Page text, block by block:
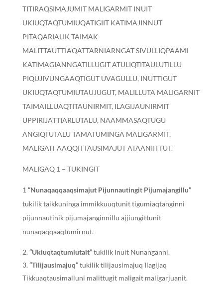
TITIRAQSIMAJUMIT MALIGARMIT INUIT
UKIUQTAQTUMIUQATIGIIT KATIMAJINNUT
PITAQARIALIK TAIMAK
MALITTAUTTIAQATTARNIARNGAT SIVULLIQPAAMI
KATIMAGIANNGATILLUGIT ATULIQTITAULUTILLU
PIQUJIVUNGAAQTIGUT UVAGULLU, INUTTIGUT
UKIUQTAQTUMIUTAUJUGUT, MALILLUTA MALIGARNIT
TAIMAILLUAQTITAUNIRMIT, ILAGIJAUNIRMIT
UPPIRIJATTIARLUTALU, NAAMMASAQTUGU
ANGIQTUTALU TAMATUMINGA MALIGARMIT,
MALIGAIT AAQQITTAUSIMAJUT ATAANIITTUT.
MALIGAQ 1 – TUKINGIT
1 “Nunaqaqqaaqsimajut Pijunnautingit Pijumajangillu”
tukilik taikkuninga immikkuuqtunit tigumiaqtanginni
pijunnautinik pijumajanginnillu ajjiungittunit
nunaqaqqaaqtumirnut.
“Ukiuqtaqtumiutait”tukilik Inuit Nunanganni.
“Tilijausimajuq”tukilik tilijausimajuq Ilagijaq
Tikkuaqtausimalluni malittugit maligait maligarjuanit.